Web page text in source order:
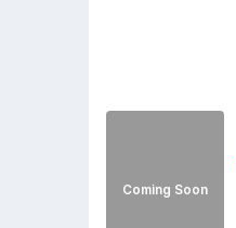
Coming Soon